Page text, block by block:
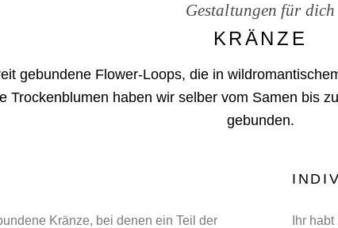
Gestaltungen für dich
KRÄNZE
gebundene Flower-Loops, die in
Trockenblumen haben wir selber vom Samen bis
gebunden.
Kränze, bei denen ein Teil der
Ihr